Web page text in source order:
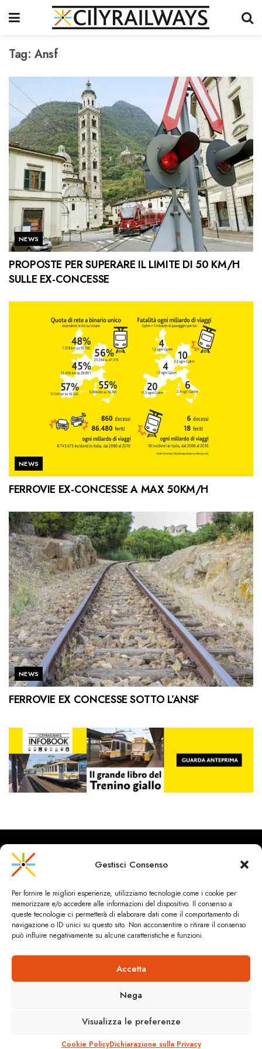
Gestisci Consenso
Per fornire le migliori esperienze, utilizziamo tecnologie come i cookie per
memorizzare e/o accedere alle informazioni del dispositivo. Il consenso a
queste tecnologie ci permetterà di elaborare dati come il comportamento di
navigazione o ID unici su questo sito. Non acconsentire o ritirare il consenso
può influire negativamente su alcune caratteristiche e funzioni.
Accetta
Nega
Visualizza le preferenze
Cookie PolicyDichiarazione sulla Privacy
Tag: Ansf
NEWS
PROPOSTE PER SUPERARE IL LIMITE DI 50 KM/H
SULLE EX-CONCESSE
NEWS
FERROVIE EX-CONCESSE A MAX 50KM/H
NEWS
FERROVIE EX CONCESSE SOTTO L’ANSF
CityRailways è un sito indipendente che discute argomenti di
urbanistica e trasporto collettivo argomentando con metodo
scientifico sulla base di dati ed esperienze.
HOME CHI SIAMO & CONTATTI PRIVACY & COOKIES
ANDREA SPINOSA INGEGNERIA Cookie Policy (UE)
Dichiarazione sulla Privacy (UE)
© 2024 ANDREA SPINOSA.TUTTI I CONTENUTI SONO SOTTO
LICENZA CREATIVE COMMONS (CC)
SITO REALIZZATO DA BRIGNOLE.CH